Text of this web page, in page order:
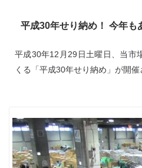
平成30年せり納め！ 今年も
平成30年12月29日土曜日、当市
くる「平成30年せり納め」が開催